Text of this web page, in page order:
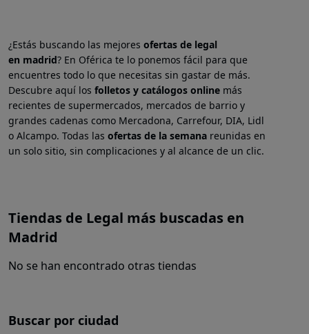
¿Estás buscando las mejores ofertas de legal
en madrid? En Oférica te lo ponemos fácil para que
encuentres todo lo que necesitas sin gastar de más.
Descubre aquí los folletos y catálogos online más
recientes de supermercados, mercados de barrio y
grandes cadenas como Mercadona, Carrefour, DIA, Lidl
o Alcampo. Todas las ofertas de la semana reunidas en
un solo sitio, sin complicaciones y al alcance de un clic.
Tiendas de Legal más buscadas en
Madrid
No se han encontrado otras tiendas
Buscar por ciudad